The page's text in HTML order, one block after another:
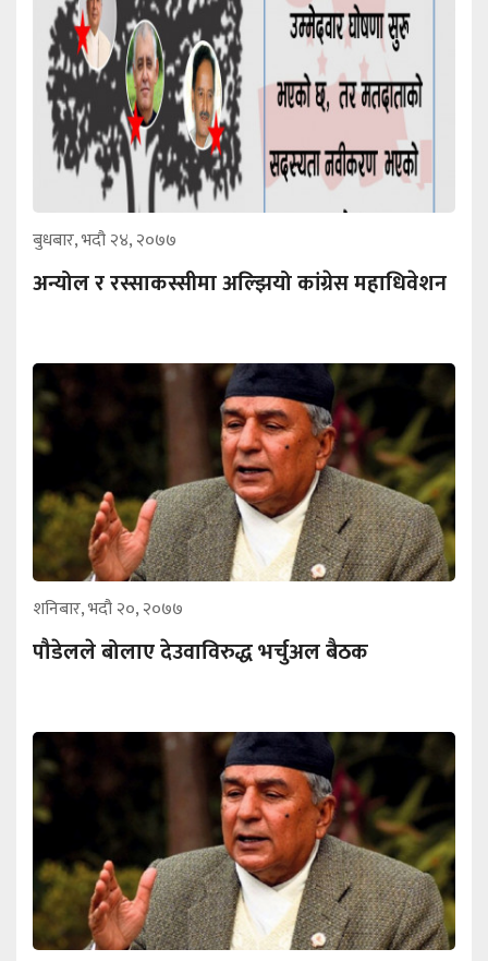
बुधबार, भदौ २४, २०७७
अन्योल र रस्साकस्सीमा अल्झियो कांग्रेस महाधिवेशन
शनिबार, भदौ २०, २०७७
पौडेलले बोलाए देउवाविरुद्ध भर्चुअल बैठक